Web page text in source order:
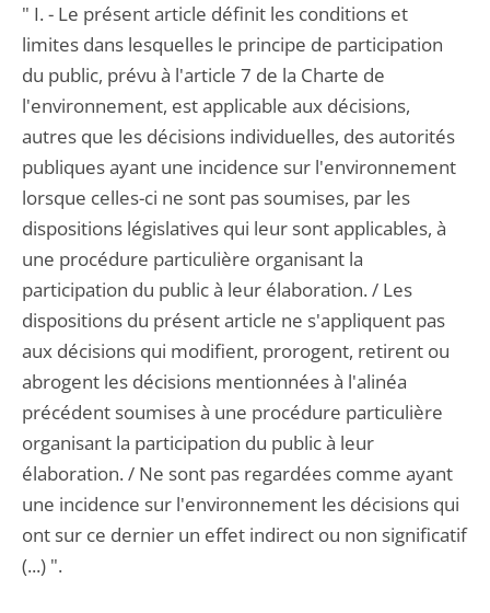
" I. - Le présent article définit les conditions et
limites dans lesquelles le principe de participation
du public, prévu à l'article 7 de la Charte de
l'environnement, est applicable aux décisions,
autres que les décisions individuelles, des autorités
publiques ayant une incidence sur l'environnement
lorsque celles-ci ne sont pas soumises, par les
dispositions législatives qui leur sont applicables, à
une procédure particulière organisant la
participation du public à leur élaboration. / Les
dispositions du présent article ne s'appliquent pas
aux décisions qui modifient, prorogent, retirent ou
abrogent les décisions mentionnées à l'alinéa
précédent soumises à une procédure particulière
organisant la participation du public à leur
élaboration. / Ne sont pas regardées comme ayant
une incidence sur l'environnement les décisions qui
ont sur ce dernier un effet indirect ou non significatif
(...) ".